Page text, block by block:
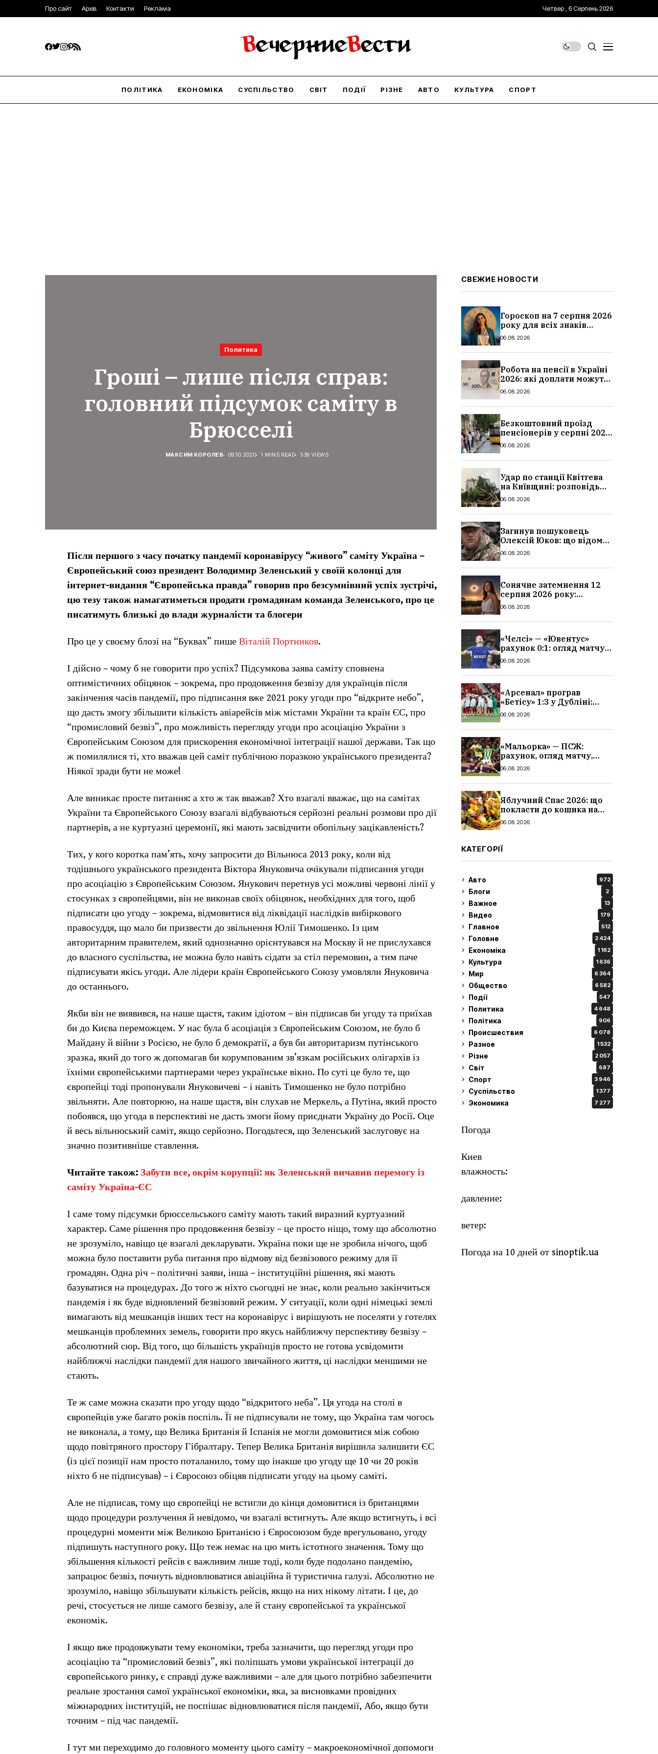
Про сайт Архів Контакти Реклама Четвер , 6 Серпень 2026
ПОЛІТИКА ЕКОНОМІКА СУСПІЛЬСТВО СВІТ ПОДІЇ РІЗНЕ АВТО КУЛЬТУРА СПОРТ
Политика
Гроші – лише після справ:
головний підсумок саміту в
Брюсселі
МАКСИМ КОРОЛЕВ 09.10.2020 1 MINS READ 539 VIEWS
Після першого з часу початку пандемії коронавірусу “живого” саміту Україна –
Європейський союз президент Володимир Зеленський у своїй колонці для
інтернет-видання “Європейська правда” говорив про безсумнівний успіх зустрічі,
цю тезу також намагатиметься продати громадянам команда Зеленського, про це
писатимуть близькі до влади журналісти та блогери
Про це у своєму блозі на “Буквах” пише Віталій Портников.
І дійсно – чому б не говорити про успіх? Підсумкова заява саміту сповнена
оптимістичних обіцянок – зокрема, про продовження безвізу для українців після
закінчення часів пандемії, про підписання вже 2021 року угоди про “відкрите небо”,
що дасть змогу збільшити кількість авіарейсів між містами України та країн ЄС, про
“промисловий безвіз”, про можливість перегляду угоди про асоціацію України з
Європейським Союзом для прискорення економічної інтеграції нашої держави. Так що
ж помилялися ті, хто вважав цей саміт публічною поразкою українського президента?
Ніякої зради бути не може!
Але виникає просте питання: а хто ж так вважав? Хто взагалі вважає, що на самітах
України та Європейського Союзу взагалі відбуваються серйозні реальні розмови про дії
партнерів, а не куртуазні церемонії, які мають засвідчити обопільну зацікавленість?
Тих, у кого коротка пам’ять, хочу запросити до Вільнюса 2013 року, коли від
тодішнього українського президента Віктора Януковича очікували підписання угоди
про асоціацію з Європейським Союзом. Янукович перетнув усі можливі червоні лінії у
стосунках з європейцями, він не виконав своїх обіцянок, необхідних для того, щоб
підписати цю угоду – зокрема, відмовитися від ліквідації наслідків вибіркового
правосуддя, що мало би призвести до звільнення Юлії Тимошенко. Із цим
авторитарним правителем, який однозначно орієнтувався на Москву й не прислухався
до власного суспільства, не можна було навіть сідати за стіл перемовин, а тим паче
підписувати якісь угоди. Але лідери країн Європейського Союзу умовляли Януковича
до останнього.
Якби він не виявився, на наше щастя, таким ідіотом – він підписав би угоду та приїхав
би до Києва переможцем. У нас була б асоціація з Європейським Союзом, не було б
Майдану й війни з Росією, не було б демократії, а був би авторитаризм путінського
зразка, який до того ж допомагав би корумпованим зв’язкам російських олігархів із
їхніми європейськими партнерами через українське вікно. По суті це було те, що
європейці тоді пропонували Януковичеві – і навіть Тимошенко не було потрібно
звільняти. Але повторюю, на наше щастя, він слухав не Меркель, а Путіна, який просто
побоявся, що угода в перспективі не дасть змоги йому приєднати Україну до Росії. Оце
й весь вільнюський саміт, якщо серйозно. Погодьтеся, що Зеленський заслуговує на
значно позитивніше ставлення.
Читайте також: Забути все, окрім корупції: як Зеленський вичавив перемогу із
саміту Україна-ЄС
І саме тому підсумки брюссельського саміту мають такий виразний куртуазний
характер. Саме рішення про продовження безвізу – це просто ніщо, тому що абсолютно
не зрозуміло, навіщо це взагалі декларувати. Україна поки ще не зробила нічого, щоб
можна було поставити руба питання про відмову від безвізового режиму для її
громадян. Одна річ – політичні заяви, інша – інституційні рішення, які мають
базуватися на процедурах. До того ж ніхто сьогодні не знає, коли реально закінчиться
пандемія і як буде відновлений безвізовий режим. У ситуації, коли одні німецькі землі
вимагають від мешканців інших тест на коронавірус і вирішують не поселяти у готелях
мешканців проблемних земель, говорити про якусь найближчу перспективу безвізу –
абсолютний сюр. Від того, що більшість українців просто не готова усвідомити
найближчі наслідки пандемії для нашого звичайного життя, ці наслідки меншими не
стають.
Те ж саме можна сказати про угоду щодо “відкритого неба”. Ця угода на столі в
європейців уже багато років поспіль. Її не підписували не тому, що Україна там чогось
не виконала, а тому, що Велика Британія й Іспанія не могли домовитися між собою
щодо повітряного простору Гібралтару. Тепер Велика Британія вирішила залишити ЄС
(із цієї позиції нам просто поталанило, тому що інакше цю угоду ще 10 чи 20 років
ніхто б не підписував) – і Євросоюз обіцяв підписати угоду на цьому саміті.
Але не підписав, тому що європейці не встигли до кінця домовитися із британцями
щодо процедури розлучення й невідомо, чи взагалі встигнуть. Але якщо встигнуть, і всі
процедурні моменти між Великою Британією і Євросоюзом буде врегульовано, угоду
підпишуть наступного року. Що теж немає на цю мить істотного значення. Тому що
збільшення кількості рейсів є важливим лише тоді, коли буде подолано пандемію,
запрацює безвіз, почнуть відновлюватися авіаційна й туристична галузі. Абсолютно не
зрозуміло, навіщо збільшувати кількість рейсів, якщо на них нікому літати. І це, до
речі, стосується не лише самого безвізу, але й стану європейської та української
економік.
І якщо вже продовжувати тему економіки, треба зазначити, що перегляд угоди про
асоціацію та “промисловий безвіз”, які поліпшать умови української інтеграції до
європейського ринку, є справді дуже важливими – але для цього потрібно забезпечити
реальне зростання самої української економіки, яка, за висновками провідних
міжнародних інституцій, не поспішає відновлюватися після пандемії, Або, якщо бути
точним – під час пандемії.
І тут ми переходимо до головного моменту цього саміту – макроекономічної допомоги
СВЕЖИЕ НОВОСТИ
Гороскоп на 7 серпня 2026
року для всіх знаків
зодіаку: кому пощастить у
06.08.2026
Робота на пенсії в Україні
2026: які доплати можуть
скасувати, про що
06.08.2026
Безкоштовний проїзд
пенсіонерів у серпні 2026
в Україні: де діє пільга,
06.08.2026
Удар по станції Квітгева
на Київщині: розповідь
очевидців, як вісім людей
сталося
06.08.2026
Загинув пошуковець
Олексій Юков: що відомо
про його роботу, хто він
06.08.2026
Сонячне затемнення 12
серпня 2026 року:
гороскоп, кому із знаків
06.08.2026
«Челсі» — «Ювентус»
рахунок 0:1: огляд матчу
та вихід Мудрика
06.08.2026
«Арсенал» програв
«Бетісу» 1:3 у Дубліні:
огляд матчу та всі голи
06.08.2026
«Мальорка» — ПСЖ:
рахунок, огляд матчу,
голи та склад парижан
06.08.2026
Яблучний Спас 2026: що
покласти до кошика на
освячення, які фрукти,
06.08.2026
КАТЕГОРІЇ
Авто 972
Блоги 2
Важное 13
Видео 179
Главное 512
Головне 2 424
Економіка 1 162
Культура 1 636
Мир 6 364
Общество 6 582
Події 547
Политика 4 648
Політика 906
Происшествия 6 078
Разное 1 532
Різне 2 057
Світ 687
Спорт 3 946
Суспільство 1 377
Экономика 7 277
Погода
Киев
влажность:
давление:
ветер:
Погода на 10 дней от sinoptik.ua